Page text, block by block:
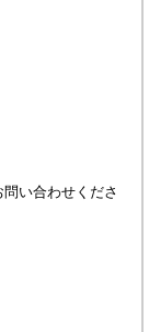
い合わせくださ